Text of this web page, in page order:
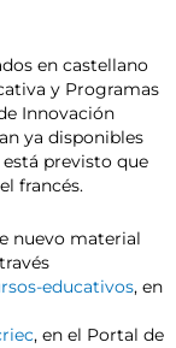
en castellano
y Programas
Innovación
ya disponibles
previsto que
francés.
nuevo material
educativos, en
, en el Portal de